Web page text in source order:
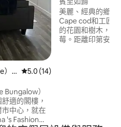
從 14 則評價中獲得 5.0 的平
5.0 (14)
）
適的閣樓，
中心，就在
's Fashion
美麗、經典的鄉村
Cape cod和工匠
的花園和樹木，包
莓。距離印第安